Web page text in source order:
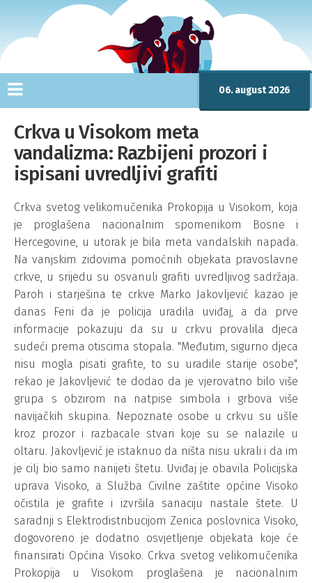
06. august 2026
Crkva u Visokom meta
vandalizma: Razbijeni prozori i
ispisani uvredljivi grafiti
Crkva svetog velikomučenika Prokopija u Visokom, koja
je proglašena nacionalnim spomenikom Bosne i
Hercegovine, u utorak je bila meta vandalskih napada.
Na vanjskim zidovima pomoćnih objekata pravoslavne
crkve, u srijedu su osvanuli grafiti uvredljivog sadržaja.
Paroh i starješina te crkve Marko Jakovljević kazao je
danas Feni da je policija uradila uviđaj, a da prve
informacije pokazuju da su u crkvu provalila djeca
sudeći prema otiscima stopala. "Međutim, sigurno djeca
nisu mogla pisati grafite, to su uradile starije osobe",
rekao je Jakovljević te dodao da je vjerovatno bilo više
grupa s obzirom na natpise simbola i grbova više
navijačkih skupina. Nepoznate osobe u crkvu su ušle
kroz prozor i razbacale stvari koje su se nalazile u
oltaru. Jakovljević je istaknuo da ništa nisu ukrali i da im
je cilj bio samo nanijeti štetu. Uviđaj je obavila Policijska
uprava Visoko, a Služba Civilne zaštite općine Visoko
očistila je grafite i izvršila sanaciju nastale štete. U
saradnji s Elektrodistribucijom Zenica poslovnica Visoko,
dogovoreno je dodatno osvjetljenje objekata koje će
finansirati Općina Visoko. Crkva svetog velikomučenika
Prokopija u Visokom proglašena je nacionalnim